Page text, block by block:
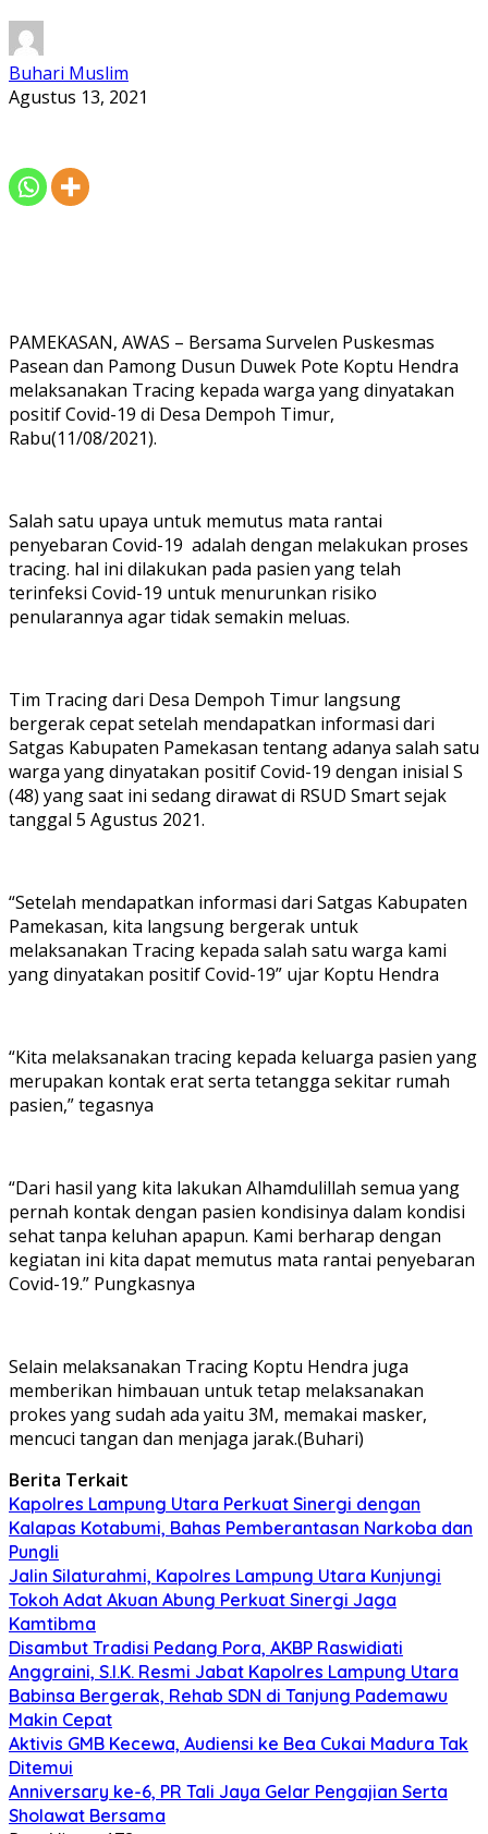
Buhari Muslim
Agustus 13, 2021
PAMEKASAN, AWAS – Bersama Survelen Puskesmas
Pasean dan Pamong Dusun Duwek Pote Koptu Hendra
melaksanakan Tracing kepada warga yang dinyatakan
positif Covid-19 di Desa Dempoh Timur,
Rabu(11/08/2021).
Salah satu upaya untuk memutus mata rantai
penyebaran Covid-19 adalah dengan melakukan proses
tracing. hal ini dilakukan pada pasien yang telah
terinfeksi Covid-19 untuk menurunkan risiko
penularannya agar tidak semakin meluas.
Tim Tracing dari Desa Dempoh Timur langsung
bergerak cepat setelah mendapatkan informasi dari
Satgas Kabupaten Pamekasan tentang adanya salah satu
warga yang dinyatakan positif Covid-19 dengan inisial S
(48) yang saat ini sedang dirawat di RSUD Smart sejak
tanggal 5 Agustus 2021.
“Setelah mendapatkan informasi dari Satgas Kabupaten
Pamekasan, kita langsung bergerak untuk
melaksanakan Tracing kepada salah satu warga kami
yang dinyatakan positif Covid-19” ujar Koptu Hendra
“Kita melaksanakan tracing kepada keluarga pasien yang
merupakan kontak erat serta tetangga sekitar rumah
pasien,” tegasnya
“Dari hasil yang kita lakukan Alhamdulillah semua yang
pernah kontak dengan pasien kondisinya dalam kondisi
sehat tanpa keluhan apapun. Kami berharap dengan
kegiatan ini kita dapat memutus mata rantai penyebaran
Covid-19.” Pungkasnya
Selain melaksanakan Tracing Koptu Hendra juga
memberikan himbauan untuk tetap melaksanakan
prokes yang sudah ada yaitu 3M, memakai masker,
mencuci tangan dan menjaga jarak.(Buhari)
Berita Terkait
Kapolres Lampung Utara Perkuat Sinergi dengan
Kalapas Kotabumi, Bahas Pemberantasan Narkoba dan
Pungli
Jalin Silaturahmi, Kapolres Lampung Utara Kunjungi
Tokoh Adat Akuan Abung Perkuat Sinergi Jaga
Kamtibma
Disambut Tradisi Pedang Pora, AKBP Raswidiati
Anggraini, S.I.K. Resmi Jabat Kapolres Lampung Utara
Babinsa Bergerak, Rehab SDN di Tanjung Pademawu
Makin Cepat
Aktivis GMB Kecewa, Audiensi ke Bea Cukai Madura Tak
Ditemui
Anniversary ke-6, PR Tali Jaya Gelar Pengajian Serta
Sholawat Bersama